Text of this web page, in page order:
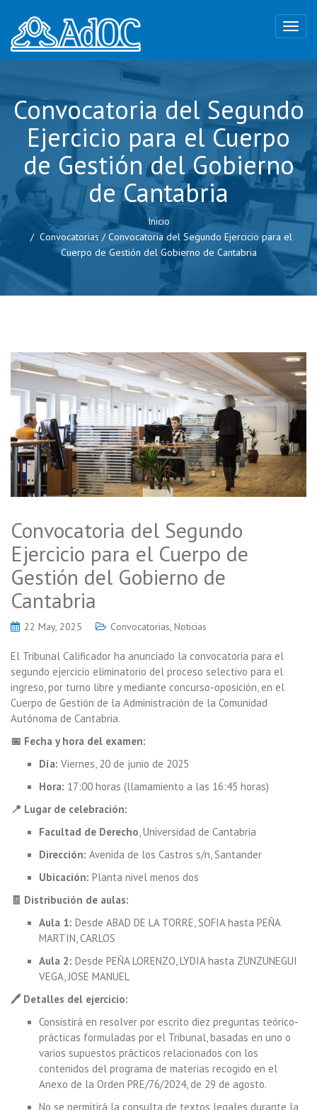
Convocatoria del Segundo
Ejercicio para el Cuerpo
de Gestión del Gobierno
de Cantabria
Inicio
Convocatorias /Convocatoria del Segundo Ejercicio para el
Cuerpo de Gestión del Gobierno de Cantabria
Convocatoria del Segundo
Ejercicio para el Cuerpo de
Gestión del Gobierno de
Cantabria
22 May, 2025 Convocatorias, Noticias
El Tribunal Calificador ha anunciado la convocatoria para el
segundo ejercicio eliminatorio del proceso selectivo para el
ingreso, por turno libre y mediante concurso-oposición, en el
Cuerpo de Gestión de la Administración de la Comunidad
Autónoma de Cantabria.
📅 Fecha y hora del examen:
Día: Viernes, 20 de junio de 2025
Hora: 17:00 horas (llamamiento a las 16:45 horas)
📍 Lugar de celebración:
Facultad de Derecho, Universidad de Cantabria
Dirección: Avenida de los Castros s/n, Santander
Ubicación: Planta nivel menos dos
🧾 Distribución de aulas:
Aula 1: Desde ABAD DE LA TORRE, SOFIA hasta PEÑA
MARTIN, CARLOS
Aula 2: Desde PEÑA LORENZO, LYDIA hasta ZUNZUNEGUI
VEGA, JOSE MANUEL
🖊️ Detalles del ejercicio:
Consistirá en resolver por escrito diez preguntas teórico-
prácticas formuladas por el Tribunal, basadas en uno o
varios supuestos prácticos relacionados con los
contenidos del programa de materias recogido en el
Anexo de la Orden PRE/76/2024, de 29 de agosto.
No se permitirá la consulta de textos legales durante la